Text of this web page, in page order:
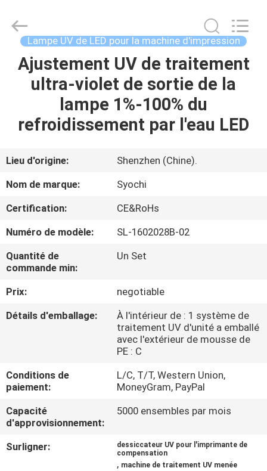
MAISON
PRODUITS
SUJET
DE
NOUS
VISITE
D'USINE
CONTRÔLE
DE
CONTACTEZ-
NOUS
NOUVELLES
Syochi
Electronics
Reserved.
Lampe UV de LED pour la machine d'impression
Ajustement UV de traitement
ultra-violet de sortie de la
lampe 1%-100% du
refroidissement par l'eau LED
Lieu d'origine:
Shenzhen (Chine).
Nom de marque:
Syochi
Certification:
CE&RoHs
Numéro de modèle:
SL-1602028B-02
Quantité de
commande min:
Un Set
Prix:
negotiable
Détails d'emballage:
À l'intérieur de : 1 système de
traitement UV d'unité a emballé
avec l'extérieur de mousse de
PE : C
Conditions de
paiement:
L/C, T/T, Western Union,
MoneyGram, PayPal
Capacité
d'approvisionnement:
5000 ensembles par mois
Surligner:
dessiccateur UV pour l'imprimante de
compensation
, machine de traitement UV menée